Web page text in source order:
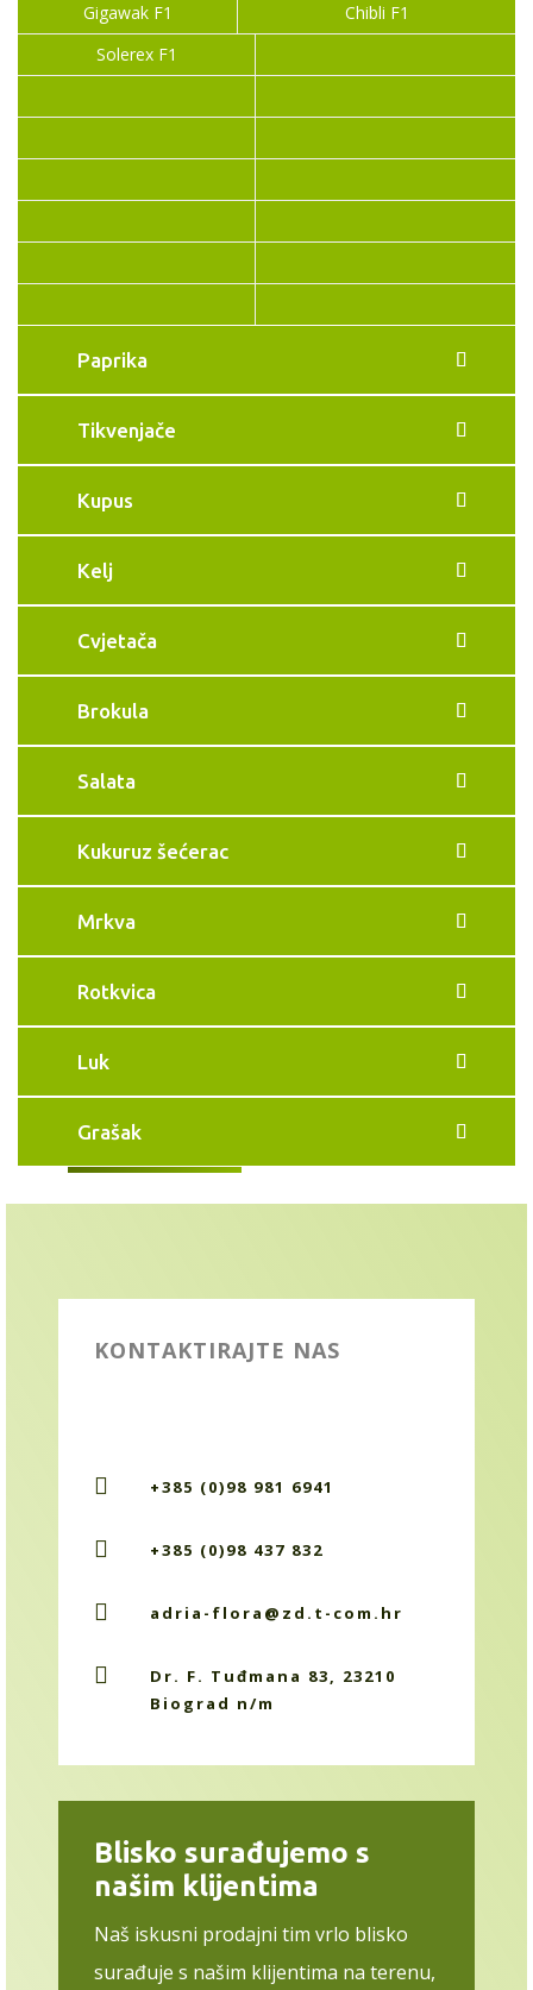
Gigawak F1
Chibli F1
Solerex F1
Paprika
Tikvenjače
Kupus
Kelj
Cvjetača
Brokula
Salata
Kukuruz šećerac
Mrkva
Rotkvica
Luk
Grašak
KONTAKTIRAJTE NAS
 +385 (0)98 981 6941
 +385 (0)98 437 832
 adria-flora@zd.t-com.hr

Dr. F. Tuđmana 83, 23210
Biograd n/m
Blisko surađujemo s
našim klijentima
Naš iskusni prodajni tim vrlo blisko
surađuje s našim klijentima na terenu,